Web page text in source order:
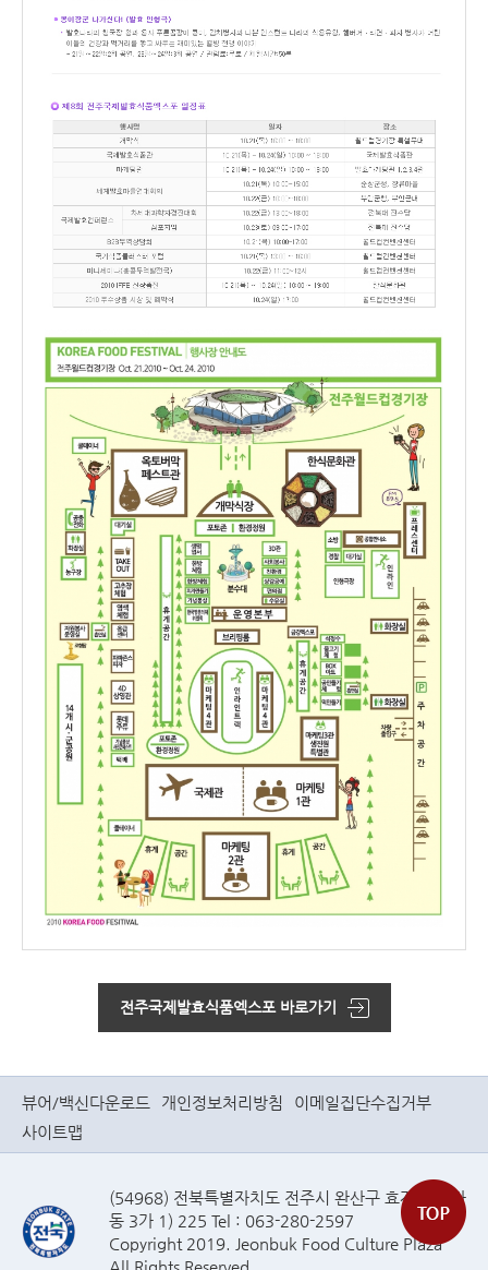
전주국제발효식품엑스포 바로가기
뷰어/백신다운로드 개인정보처리방침
이메일집단수집거부
사이트맵
(54968) 전북특별자치도 전주시 완산구 효자로(효자
동 3가 1) 225 Tel : 063-280-2597
Copyright 2019. Jeonbuk Food Culture Plaza